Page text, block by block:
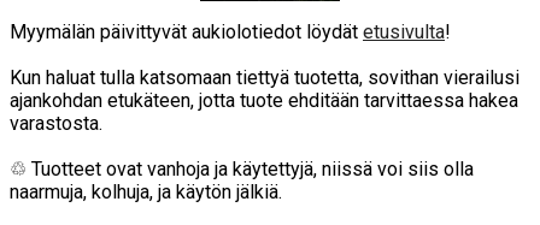
Myymälän päivittyvät aukiolotiedot löydät etusivulta!
Kun haluat tulla katsomaan tiettyä tuotetta, sovithan vierailusi
ajankohdan etukäteen, jotta tuote ehditään tarvittaessa hakea
varastosta.
♲ Tuotteet ovat vanhoja ja käytettyjä, niissä voi siis olla
naarmuja, kolhuja, ja käytön jälkiä.